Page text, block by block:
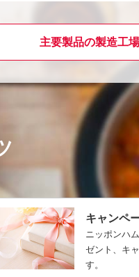
主要製品の製造工
キャンペ
ニッポンハ
ゼント、キ
す。